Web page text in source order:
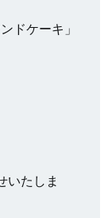
ドケーキ」
いたしま